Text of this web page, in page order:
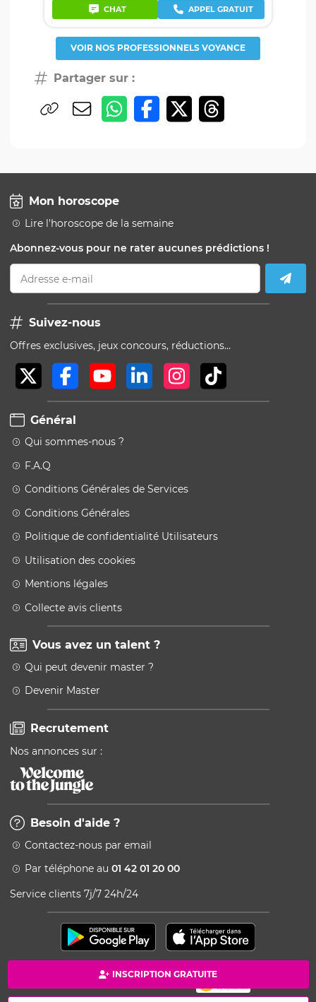
INSCRIPTION GRATUITE
CHAT APPEL GRATUIT
VOIR NOS PROFESSIONNELS VOYANCE
Partager sur :
Mon horoscope
Lire l'horoscope de la semaine
Abonnez-vous pour ne rater aucunes prédictions !
Adresse e-mail
Suivez-nous
Offres exclusives, jeux concours, réductions…
Général
Qui sommes-nous ?
F.A.Q
Conditions Générales de Services
Conditions Générales
Politique de confidentialité Utilisateurs
Utilisation des cookies
Mentions légales
Collecte avis clients
Vous avez un talent ?
Qui peut devenir master ?
Devenir Master
Recrutement
Nos annonces sur :
Besoin d'aide ?
Contactez-nous par email
Par téléphone au 01 42 01 20 00
Service clients 7j/7 24h/24
Paiement 100% sécurisé